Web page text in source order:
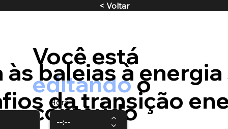
Você está
editandoo
conteúdo
às baleias à energia
da transição
Hora
< Voltar